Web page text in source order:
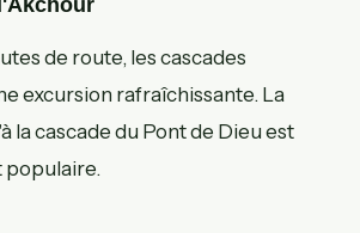
de route, les cascades
excursion rafraîchissante. La
la cascade du Pont de Dieu est